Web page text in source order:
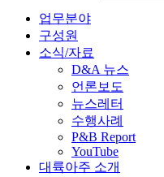
업무분야
구성원
소식/자료
D&A 뉴스
언론보도
뉴스레터
수행사례
P&B Report
YouTube
대륙아주 소개